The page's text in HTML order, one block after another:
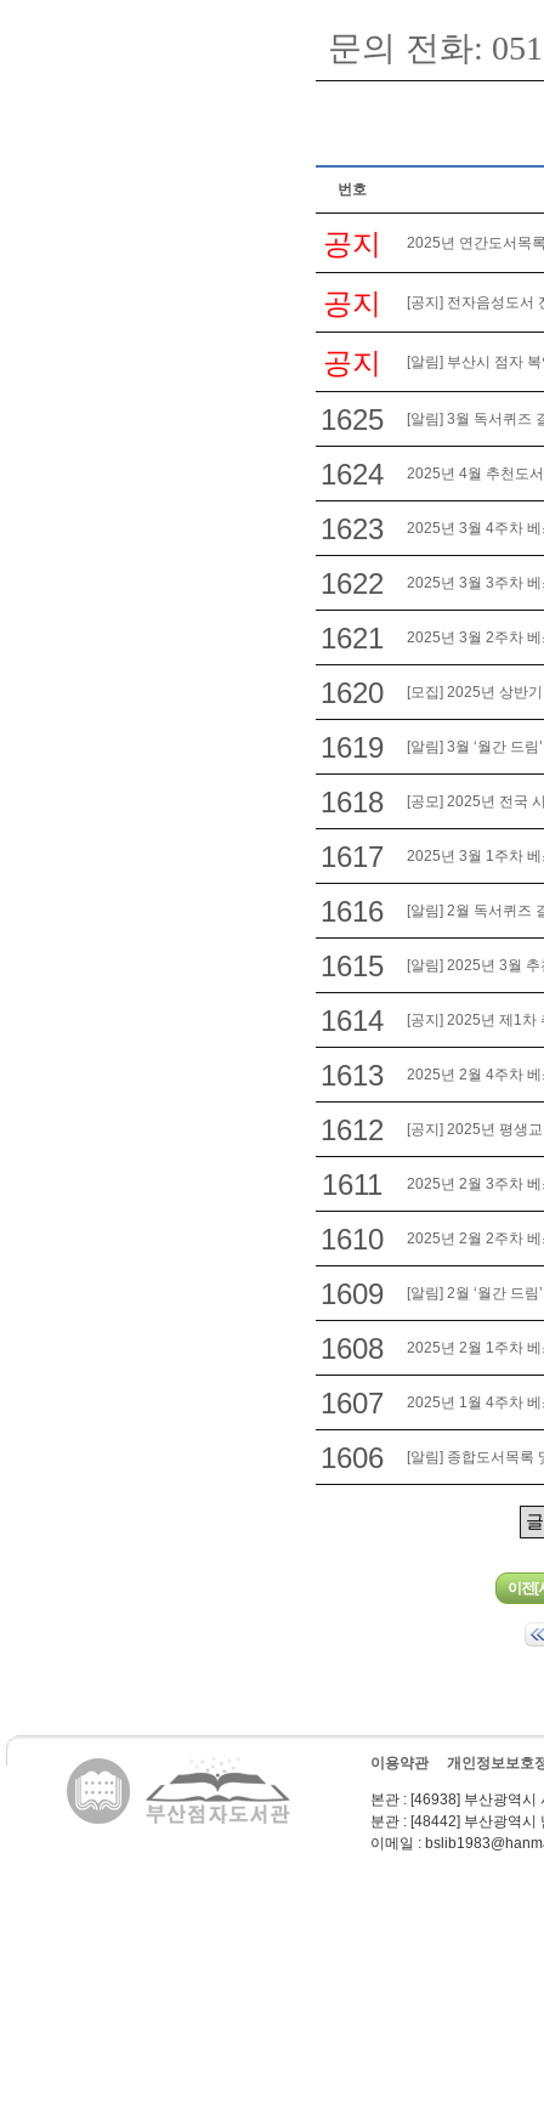
문의 전화:
번호
공지 2025년 연간도서목
공지 [공지] 전자음성도서
공지 [알림] 부산시 점자
1625 [알림] 3월 독서퀴즈
1624 2025년 4월 추천도서
1623 2025년 3월 4주차
1622 2025년 3월 3주차
1621 2025년 3월 2주차
1620 [모집] 2025년 상반
1619 [알림] 3월 ‘월간 드
1618 [공모] 2025년 전국
1617 2025년 3월 1주차
1616 [알림] 2월 독서퀴즈
1615 [알림] 2025년 3월
1614 [공지] 2025년 제1차
1613 2025년 2월 4주차
1612 [공지] 2025년 평생
1611 2025년 2월 3주차
1610 2025년 2월 2주차
1609 [알림] 2월 ‘월간 드
1608 2025년 2월 1주차
1607 2025년 1월 4주차
1606 [알림] 종합도서목록
이용약관 개인정보보호
본관 : [46938] 부산광역
분관 : [48442] 부산광역
이메일 :